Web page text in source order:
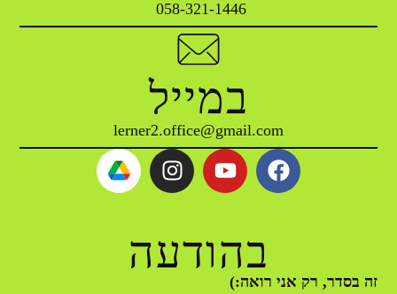
⁦ 058-321-1446⁩
במייל
lerner2.office@gmail.com
בהודעה
זה בסדר, רק אני רואה:)